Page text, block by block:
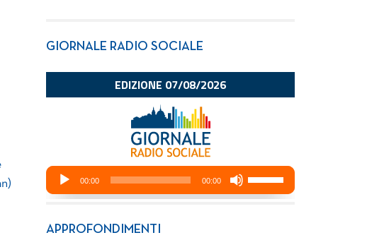
GIORNALE RADIO SOCIALE
APPROFONDIMENTI